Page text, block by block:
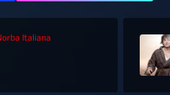
Italiana